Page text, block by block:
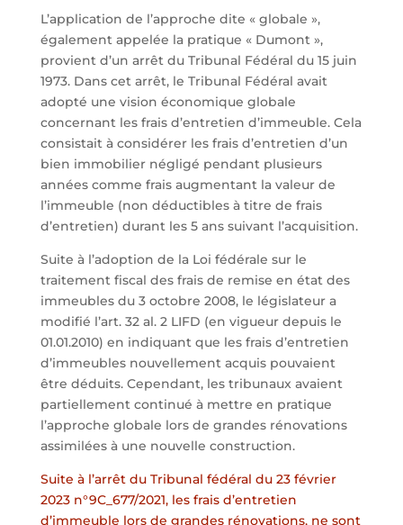
L’application de l’approche dite « globale »,
également appelée la pratique « Dumont »,
provient d’un arrêt du Tribunal Fédéral du 15 juin
1973. Dans cet arrêt, le Tribunal Fédéral avait
adopté une vision économique globale
concernant les frais d’entretien d’immeuble. Cela
consistait à considérer les frais d’entretien d’un
bien immobilier négligé pendant plusieurs
années comme frais augmentant la valeur de
l’immeuble (non déductibles à titre de frais
d’entretien) durant les 5 ans suivant l’acquisition.
Suite à l’adoption de la Loi fédérale sur le
traitement fiscal des frais de remise en état des
immeubles du 3 octobre 2008, le législateur a
modifié l’art. 32 al. 2 LIFD (en vigueur depuis le
01.01.2010) en indiquant que les frais d’entretien
d’immeubles nouvellement acquis pouvaient
être déduits. Cependant, les tribunaux avaient
partiellement continué à mettre en pratique
l’approche globale lors de grandes rénovations
assimilées à une nouvelle construction.
Suite à l’arrêt du Tribunal fédéral du 23 février
2023 n°9C_677/2021, les frais d’entretien
d’immeuble lors de grandes rénovations, ne sont